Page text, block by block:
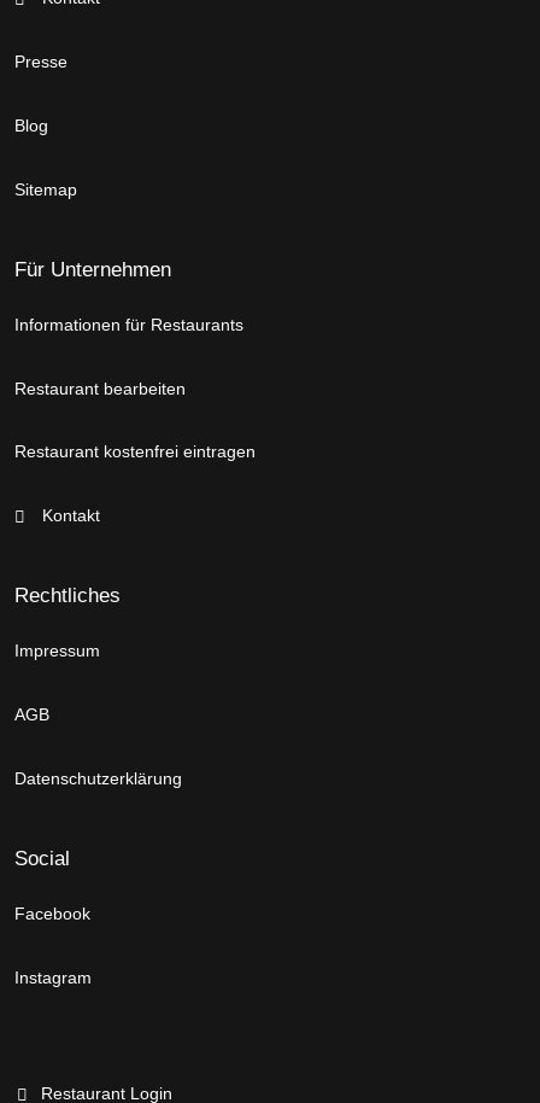
Presse
Blog
Sitemap
Für Unternehmen
Informationen für Restaurants
Restaurant bearbeiten
Restaurant kostenfrei eintragen
Kontakt
Rechtliches
Impressum
AGB
Datenschutzerklärung
Social
Facebook
Instagram
Restaurant Login